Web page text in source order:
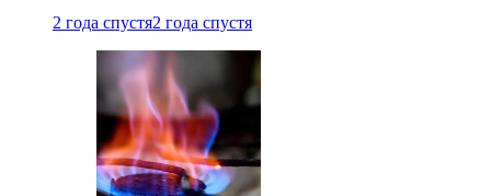
2 года спустя2 года спустя